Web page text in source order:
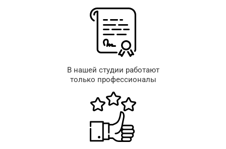
В нашей студии работают
только профессионалы